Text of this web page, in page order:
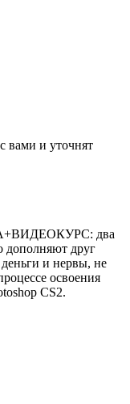
вами и уточнят
два
дополняют друг
деньги и нервы, не
освоения
CS2.